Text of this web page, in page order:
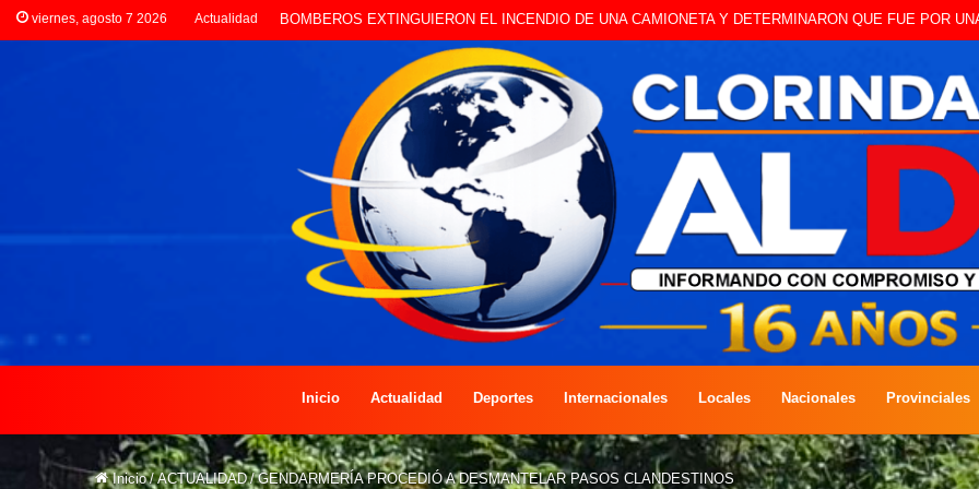
viernes, agosto 7 2026 Actualidad LA POLICÍA INVESTIGA ROBO A CAMBISTA OCURRIDO ESTE JUEVES
Inicio Actualidad Deportes Internacionales Locales Nacionales Provinciales
Inicio / ACTUALIDAD / GENDARMERÍA PROCEDIÓ A DESMANTELAR PASOS CLANDESTINOS